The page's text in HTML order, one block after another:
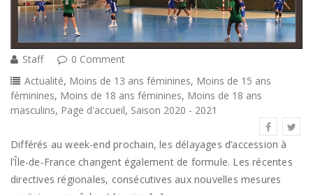
Staff
0 Comment
Actualité, Moins de 13 ans féminines, Moins de 15 ans
féminines, Moins de 18 ans féminines, Moins de 18 ans
masculins, Page d'accueil, Saison 2020 - 2021
Différés au week-end prochain, les délayages d’accession à
l’Île-de-France changent également de formule. Les récentes
directives régionales, consécutives aux nouvelles mesures